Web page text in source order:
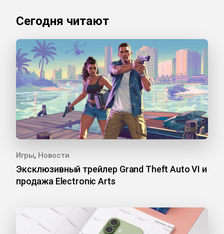
Сегодня читают
Игры, Новости
Эксклюзивный трейлер Grand Theft Auto VI и
продажа Electronic Arts